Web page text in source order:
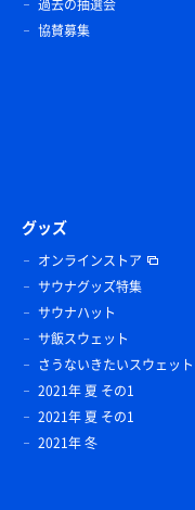
過去の抽選会
協賛募集
グッズ
オンラインストア
サウナグッズ特集
サウナハット
サ飯スウェット
さうないきたいスウェット
2021年 夏 その1
2021年 夏 その1
2021年 冬